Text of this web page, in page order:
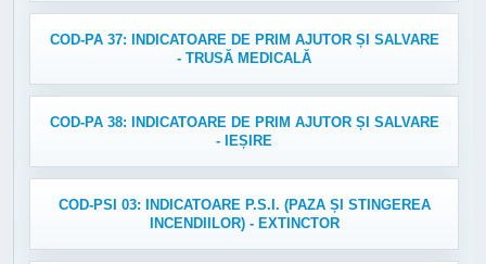
COD-PA 37: INDICATOARE DE PRIM AJUTOR ȘI SALVARE
- TRUSĂ MEDICALĂ
COD-PA 38: INDICATOARE DE PRIM AJUTOR ȘI SALVARE
- IEȘIRE
COD-PSI 03: INDICATOARE P.S.I. (PAZA ȘI STINGEREA
INCENDIILOR) - EXTINCTOR